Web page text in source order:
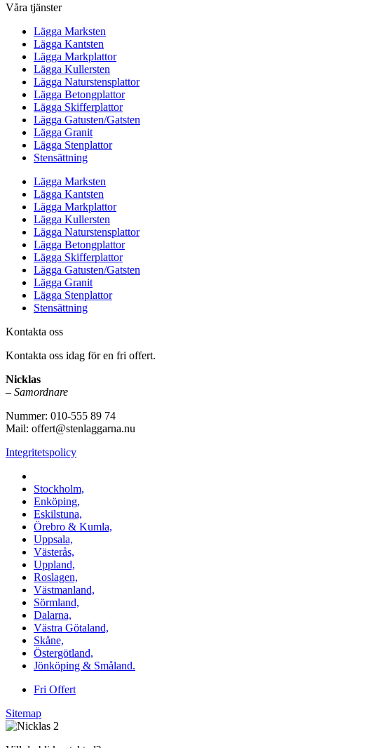
Våra tjänster
Lägga Marksten
Lägga Kantsten
Lägga Markplattor
Lägga Kullersten
Lägga Naturstensplattor
Lägga Betongplattor
Lägga Skifferplattor
Lägga Gatusten/Gatsten
Lägga Granit
Lägga Stenplattor
Stensättning
Lägga Marksten
Lägga Kantsten
Lägga Markplattor
Lägga Kullersten
Lägga Naturstensplattor
Lägga Betongplattor
Lägga Skifferplattor
Lägga Gatusten/Gatsten
Lägga Granit
Lägga Stenplattor
Stensättning
Kontakta oss
Kontakta oss idag för en fri offert.
Nicklas
– Samordnare
Nummer: 010-555 89 74
Mail: offert@stenlaggarna.nu
Integritetspolicy
Stockholm,
Enköping,
Eskilstuna,
Örebro & Kumla,
Uppsala,
Västerås,
Uppland,
Roslagen,
Västmanland,
Sörmland,
Dalarna,
Västra Götaland,
Skåne,
Östergötland,
Jönköping & Småland.
Fri Offert
Sitemap